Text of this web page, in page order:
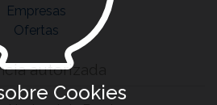
Empresas
Ofertas
autorizada
Cookies